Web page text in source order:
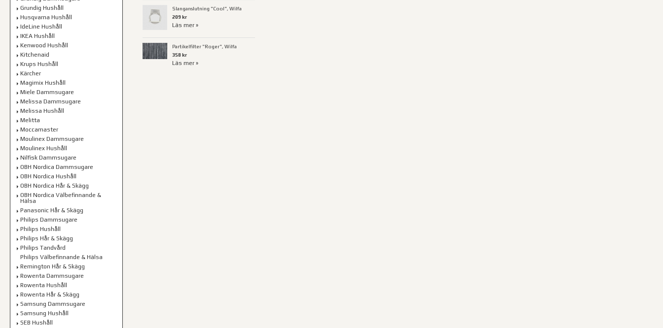
Grundig Hushåll
Husqvarna Hushåll
IdeLine Hushåll
IKEA Hushåll
Kenwood Hushåll
Kitchenaid
Krups Hushåll
Kärcher
Magimix Hushåll
Miele Dammsugare
Melissa Dammsugare
Melissa Hushåll
Melitta
Moccamaster
Moulinex Dammsugare
Moulinex Hushåll
Nilfisk Dammsugare
OBH Nordica Dammsugare
OBH Nordica Hushåll
OBH Nordica Hår & Skägg
OBH Nordica Välbefinnande &
Hälsa
Panasonic Hår & Skägg
Philips Dammsugare
Philips Hushåll
Philips Hår & Skägg
Philips Tandvård
Philips Välbefinnande & Hälsa
Remington Hår & Skägg
Rowenta Dammsugare
Rowenta Hushåll
Rowenta Hår & Skägg
Samsung Dammsugare
Samsung Hushåll
SEB Hushåll
Slanganslutning "Cool", Wilfa
209 kr
Läs mer »
Partikelfilter "Roger", Wilfa
358 kr
Läs mer »